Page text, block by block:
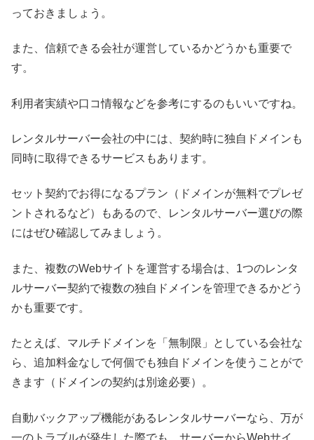
っておきましょう。
また、信頼できる会社が運営しているかどうかも重要で
す。
利用者実績や口コ情報などを参考にするのもいいですね。
レンタルサーバー会社の中には、契約時に独自ドメインも
同時に取得できるサービスもあります。
セット契約でお得になるプラン（ドメインが無料でプレゼ
ントされるなど）もあるので、レンタルサーバー選びの際
にはぜひ確認してみましょう。
また、複数のWebサイトを運営する場合は、1つのレンタ
ルサーバー契約で複数の独自ドメインを管理できるかどう
かも重要です。
たとえば、マルチドメインを「無制限」としている会社な
ら、追加料金なしで何個でも独自ドメインを使うことがで
きます（ドメインの契約は別途必要）。
自動バックアップ機能があるレンタルサーバーなら、万が
一のトラブルが発生した際でも、サーバーからWebサイ